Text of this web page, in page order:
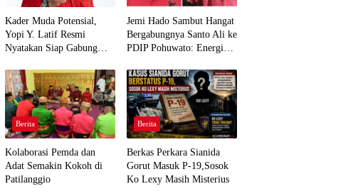
Kader Muda Potensial,
Yopi Y. Latif Resmi
Nyatakan Siap Gabung
Demi Kawal Aspirasi Bumi
Panua
Jemi Hado Sambut Hangat
Bergabungnya Santo Ali ke
PDIP Pohuwato: Energi
Rakyat
Berita
Kolaborasi Pemda dan
Adat Semakin Kokoh di
Patilanggio
Berita
Berkas Perkara Sianida
Gorut Masuk P-19,Sosok
Ko Lexy Masih Misterius